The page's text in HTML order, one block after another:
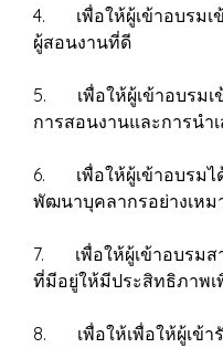
4. เพื่อให้ผู้เข้าอบรมเ
ผู้สอนงานที่ดี
5. เพื่อให้ผู้เข้าอบรมเ
การสอนงานและการน
6. เพื่อให้ผู้เข้าอบรมได้
พัฒนาบุคลากรอย่างเหม
7. เพื่อให้ผู้เข้าอบรมส
ที่มีอยู่ให้มีประสิทธิภาพ
8. เพื่อให้เพื่อให้ผู้เข้า